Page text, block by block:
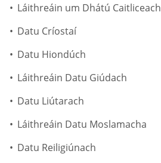
Láithreáin um Dhátú Caitliceach
Datu Críostaí
Datu Hiondúch
Láithreáin Datu Giúdach
Datu Liútarach
Láithreáin Datu Moslamacha
Datu Reiligiúnach